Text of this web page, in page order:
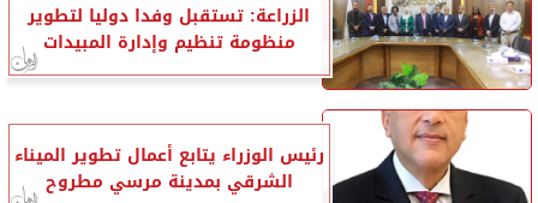
الزراعة: تستقبل وفدا دوليا لتطوير
منظومة تنظيم وإدارة المبيدات
رئيس الوزراء يتابع أعمال تطوير الميناء
الشرقي بمدينة مرسي مطروح